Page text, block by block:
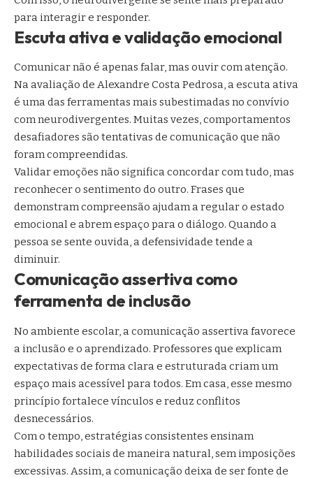
para interagir e responder.
Escuta ativa e validação emocional
Comunicar não é apenas falar, mas ouvir com atenção.
Na avaliação de Alexandre Costa Pedrosa, a escuta ativa
é uma das ferramentas mais subestimadas no convívio
com neurodivergentes. Muitas vezes, comportamentos
desafiadores são tentativas de comunicação que não
foram compreendidas.
Validar emoções não significa concordar com tudo, mas
reconhecer o sentimento do outro. Frases que
demonstram compreensão ajudam a regular o estado
emocional e abrem espaço para o diálogo. Quando a
pessoa se sente ouvida, a defensividade tende a
diminuir.
Comunicação assertiva como
ferramenta de inclusão
No ambiente escolar, a comunicação assertiva favorece
a inclusão e o aprendizado. Professores que explicam
expectativas de forma clara e estruturada criam um
espaço mais acessível para todos. Em casa, esse mesmo
princípio fortalece vínculos e reduz conflitos
desnecessários.
Com o tempo, estratégias consistentes ensinam
habilidades sociais de maneira natural, sem imposições
excessivas. Assim, a comunicação deixa de ser fonte de